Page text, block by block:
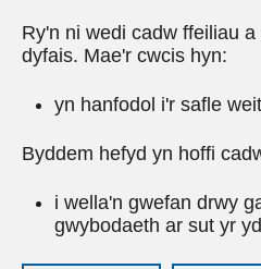
Ry'n ni wedi cadw ffeiliau
dyfais. Mae'r cwcis hyn:
yn hanfodol i'r safle
Byddem hefyd yn hoffi
i wella'n gwefan drwy
gwybodaeth ar sut yr